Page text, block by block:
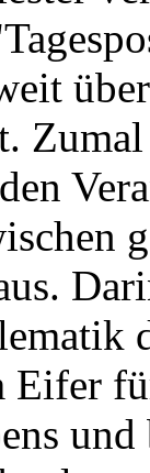
Eifer